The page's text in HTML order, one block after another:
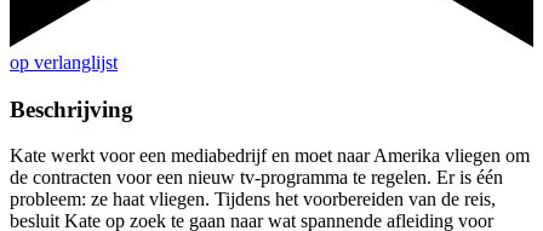
op verlanglijst
Beschrijving
Kate werkt voor een mediabedrijf en moet naar Amerika vliegen om
de contracten voor een nieuw tv-programma te regelen. Er is één
probleem: ze haat vliegen. Tijdens het voorbereiden van de reis,
besluit Kate op zoek te gaan naar wat spannende afleiding voor